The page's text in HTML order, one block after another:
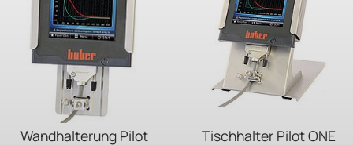
Wandhalterung Pilot
Tischhalter Pilot ONE